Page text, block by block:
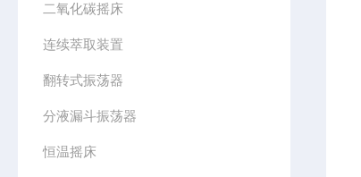
二氧化碳摇床
连续萃取装置
翻转式振荡器
分液漏斗振荡器
恒温摇床